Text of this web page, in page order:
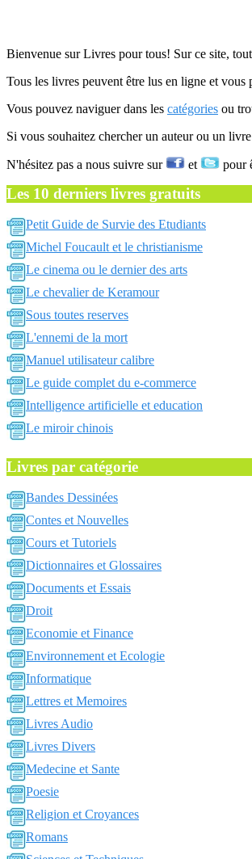
Bienvenue sur Livres pour tous! Sur ce site,
Tous les livres peuvent être lus en ligne et
Vous pouvez naviguer dans les catégories ou
Si vous souhaitez chercher un auteur ou un
N'hésitez pas a nous suivre sur et pour
Les 10 derniers livres gratuits
Petit Guide de Survie des Etudiants
Michel Foucault et le christianisme
Le cinema ou le dernier des arts
Le chevalier de Keramour
Sous toutes reserves
L'ennemi de la mort
Manuel utilisateur calibre
Le guide complet du e-commerce
Intelligence artificielle et education
Le miroir chinois
Livres par catégorie
Bandes Dessinées
Contes et Nouvelles
Cours et Tutoriels
Dictionnaires et Glossaires
Documents et Essais
Droit
Economie et Finance
Environnement et Ecologie
Informatique
Lettres et Memoires
Livres Audio
Livres Divers
Medecine et Sante
Poesie
Religion et Croyances
Romans